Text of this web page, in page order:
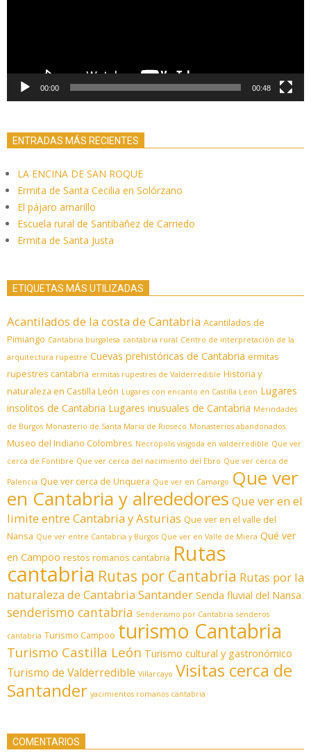
00:00 00:48
ENTRADAS MÁS RECIENTES
LA ENCINA DE SAN ROQUE
Ermita de Santa Cecilia en Solórzano
El pájaro amarillo
Escuela rural de Santibañez de Carriedo
Ermita de Santa Justa
ETIQUETAS MÁS UTILIZADAS
Acantilados de la costa de Cantabria Acantilados de
Pimiango Cantabria burgalesa cantabria rural Centro de interpretación de la
arquitectura rupestre Cuevas prehistóricas de Cantabria ermitas
rupestres cantabria ermitas rupestres de Valderredible Historia y
naturaleza en Castilla León Lugares con encanto en Castilla Leon Lugares
insolitos de Cantabria Lugares inusuales de Cantabria Merindades
de Burgos Monasterio de Santa Maria de Rioseco Monasterios abandonados
Museo del Indiano Colombres Necrópolis visigoda en valderredible Que ver
cerca de Fontibre Que ver cerca del nacimiento del Ebro Que ver cerca de
Palencia Que ver cerca de Unquera Que ver en Camargo Que ver
en Cantabria y alrededores Que ver en el
limite entre Cantabria y Asturias Que ver en el valle del
Nansa Que ver entre Cantabria y Burgos Que ver en Valle de Miera Qué ver
en Campoo restos romanos cantabria Rutas
cantabria Rutas por Cantabria Rutas por la
naturaleza de CantabriaSantander Senda fluvial del Nansa
senderismo cantabria Senderismo por Cantabria senderos
cantabria Turismo Campoo turismo Cantabria
Turismo Castilla León Turismo cultural y gastronómico
Turismo de Valderredible Villarcayo Visitas cerca de
Santander yacimientos romanos cantabria
COMENTARIOS